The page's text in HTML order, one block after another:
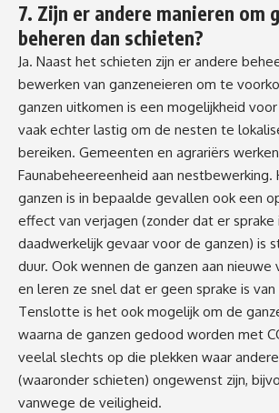
7. Zijn er andere manieren om
beheren dan schieten?
Ja. Naast het schieten zijn er andere
bewerken van ganzeneieren om te
ganzen uitkomen is een mogelijkheid
vaak echter lastig om de nesten te
bereiken. Gemeenten en agrariërs
Faunabeheereenheid aan nestbewerking.
ganzen is in bepaalde gevallen ook een
effect van verjagen (zonder dat er sprake
daadwerkelijk gevaar voor de ganzen) is
duur. Ook wennen de ganzen aan
en leren ze snel dat er geen sprake is van
Tenslotte is het ook mogelijk om de
waarna de ganzen gedood worden met
veelal slechts op die plekken waar
(waaronder schieten) ongewenst zijn,
vanwege de veiligheid.